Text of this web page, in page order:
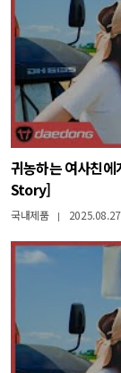
귀농하는 여사친
Story]
국내제품 | 2025.08.27